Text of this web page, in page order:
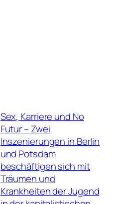
Sex, Karriere und No
Futur – Zwei
Inszenierungen in Berlin
und Potsdam
beschäftigen sich mit
Träumen und
Krankheiten der Jugend